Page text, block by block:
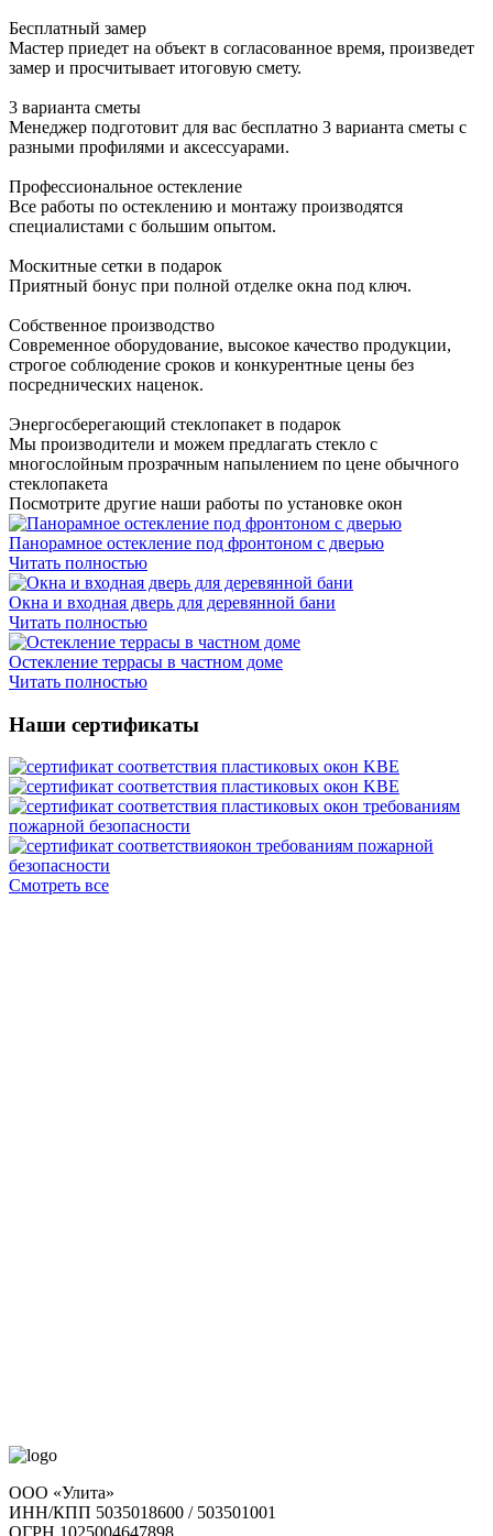
Бесплатный замер
Мастер приедет на объект в согласованное время, произведет
замер и просчитывает итоговую смету.
3 варианта сметы
Менеджер подготовит для вас бесплатно 3 варианта сметы с
разными профилями и аксессуарами.
Профессиональное остекление
Все работы по остеклению и монтажу производятся
специалистами с большим опытом.
Москитные сетки в подарок
Приятный бонус при полной отделке окна под ключ.
Собственное производство
Современное оборудование, высокое качество продукции,
строгое соблюдение сроков и конкурентные цены без
посреднических наценок.
Энергосберегающий стеклопакет в подарок
Мы производители и можем предлагать стекло с
многослойным прозрачным напылением по цене обычного
стеклопакета
Посмотрите другие наши работы по установке окон
Панорамное остекление под фронтоном с дверью
Читать полностью
Окна и входная дверь для деревянной бани
Читать полностью
Остекление террасы в частном доме
Читать полностью
Наши сертификаты
Смотреть все
ООО «Улита»
ИНН/КПП 5035018600 / 503501001